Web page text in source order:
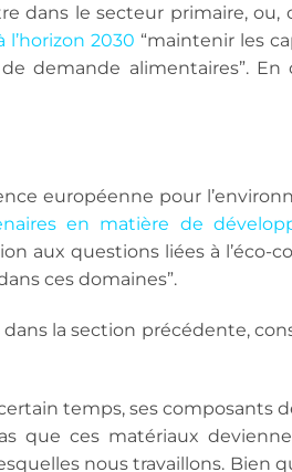
dans le secteur primaire, ou,
2030 “maintenir les
demande alimentaires”. En
européenne pour
en matière de
aux questions liées à l’éco-
ces domaines”.
la section précédente,
temps, ses composants
que ces matériaux
nous travaillons. Bien